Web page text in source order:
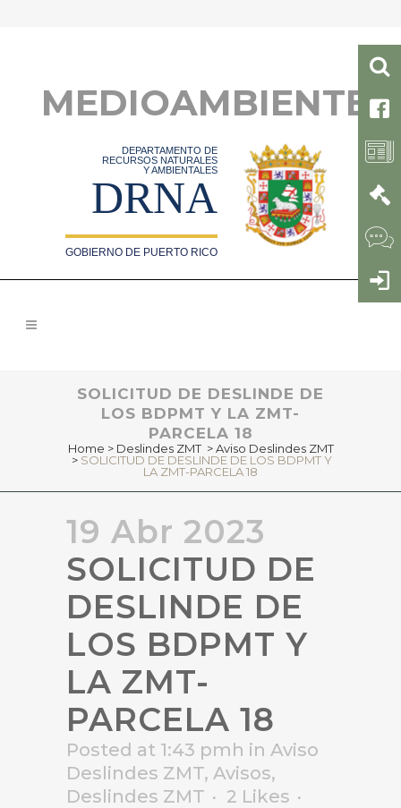
MEDIOAMBIENTE
DEPARTAMENTO DE
RECURSOS NATURALES
Y AMBIENTALES
DRNA
GOBIERNO DE PUERTO RICO
SOLICITUD DE DESLINDE DE
LOS BDPMT Y LA ZMT-
PARCELA 18
Home > Deslindes ZMT >Aviso Deslindes ZMT
> SOLICITUD DE DESLINDE DE LOS BDPMT Y
LA ZMT-PARCELA 18
19 Abr 2023
SOLICITUD DE
DESLINDE DE
LOS BDPMT Y
LA ZMT-
PARCELA 18
Posted at 1:43 pmh in Aviso
Deslindes ZMT, Avisos,
Deslindes ZMT
2 Likes